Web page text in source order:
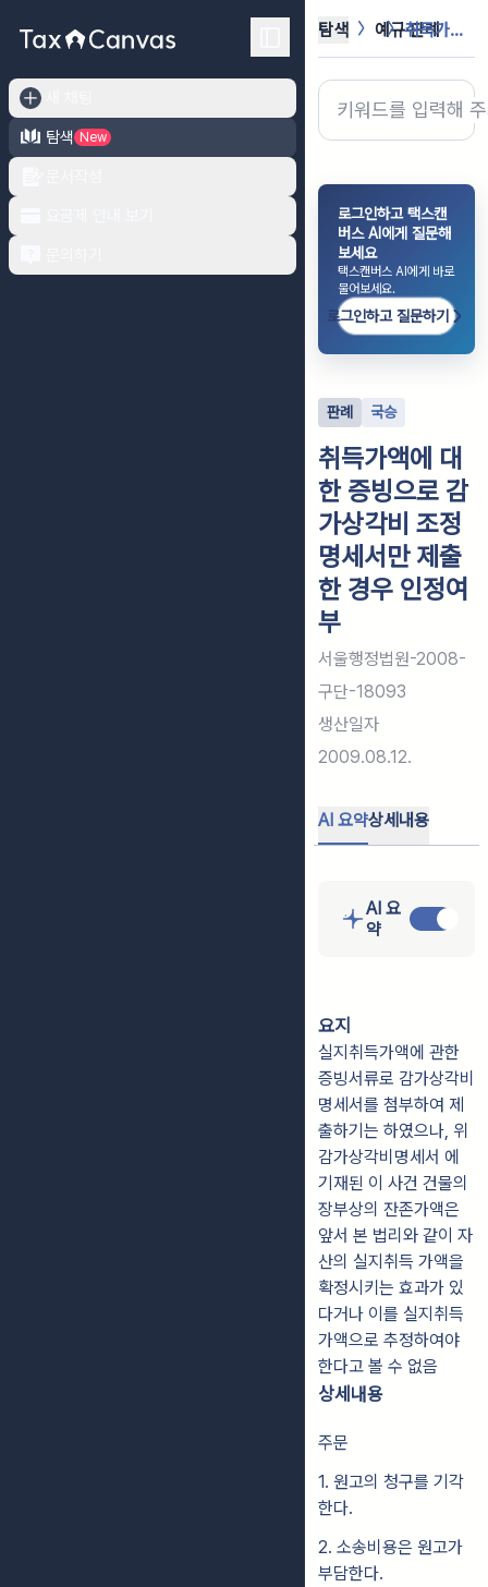
탐색
New
탐색 예규·판례 취득가액에 대한 증빙으로 감가상각비 ...
로그인하고 택스캔
버스 AI에게 질문해
보세요
택스캔버스 AI에게 바로
물어보세요.
로그인하고 질문하기
판례 국승
취득가액에 대
한 증빙으로 감
가상각비 조정
명세서만 제출
한 경우 인정여
부
서울행정법원-2008-
구단-18093
생산일자
2009.08.12.
AI 요약상세내용
AI 요
약
요지
실지취득가액에 관한
증빙서류로 감가상각비
명세서를 첨부하여 제
출하기는 하였으나, 위
감가상각비명세서 에
기재된 이 사건 건물의
장부상의 잔존가액은
앞서 본 법리와 같이 자
산의 실지취득 가액을
확정시키는 효과가 있
다거나 이를 실지취득
가액으로 추정하여야
한다고 볼 수 없음
상세내용
주문
1. 원고의 청구를 기각
한다.
2. 소송비용은 원고가
부담한다.